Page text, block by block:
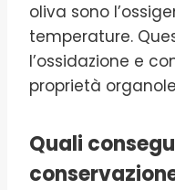
oliva sono
temperature.
l’ossidazione e
proprietà
Quali